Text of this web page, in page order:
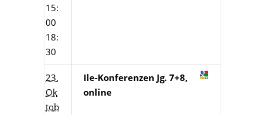
15:
00
18:
30
23.
Ok
tob
Ile-Konferenzen Jg. 7+8,
online